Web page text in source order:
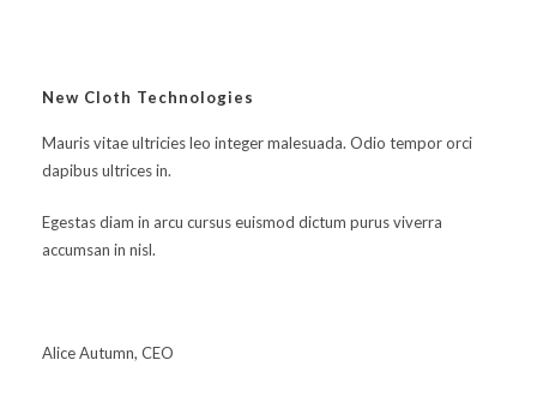
New Cloth Technologies
Mauris vitae ultricies leo integer malesuada. Odio tempor orci
dapibus ultrices in.
Egestas diam in arcu cursus euismod dictum purus viverra
accumsan in nisl.
Alice Autumn, CEO